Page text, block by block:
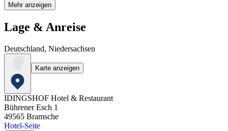
Mehr anzeigen
Lage & Anreise
Deutschland, Niedersachsen
Karte anzeigen
IDINGSHOF Hotel & Restaurant
Bührener Esch 1
49565 Bramsche
Hotel-Seite